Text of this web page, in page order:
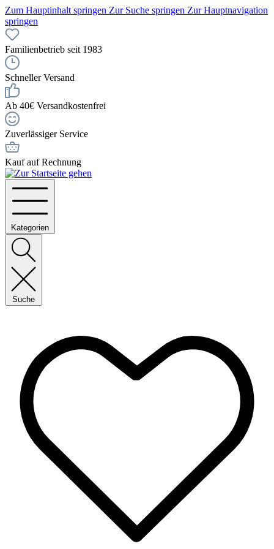
Zum Hauptinhalt springen Zur Suche springen Zur Hauptnavigation
springen
Familienbetrieb seit 1983
Schneller Versand
Ab 40€ Versandkostenfrei
Zuverlässiger Service
Kauf auf Rechnung
Kategorien
Suche